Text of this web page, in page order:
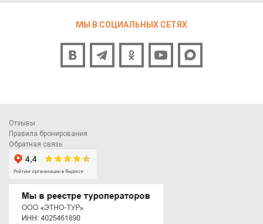
МЫ В СОЦИАЛЬНЫХ СЕТЯХ
Отзывы
Правила бронирования
Обратная связь